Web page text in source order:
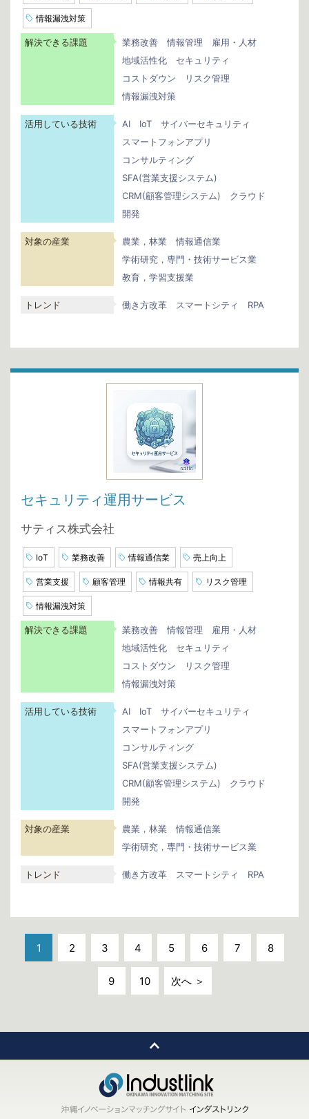
情報漏洩対策
解決できる課題 業務改善 情報管理
雇用・人材
地域活性化
セキュリティ
コストダウン
リスク管理
情報漏洩対策
活用している技術 AI IoT
サイバーセキュリティ
スマートフォンアプリ
コンサルティング
SFA(営業支援システム)
CRM(顧客管理システム)
クラウド
開発
対象の産業 農業，林業
情報通信業
学術研究，専門・技術サービス業
教育，学習支援業
トレンド 働き方改革 スマートシティ RPA
セキュリティ運用サービス
サティス株式会社
IoT 業務改善 情報通信業 売上向上
営業支援 顧客管理 情報共有 リスク管理
情報漏洩対策
解決できる課題 業務改善 情報管理
雇用・人材
地域活性化
セキュリティ
コストダウン
リスク管理
情報漏洩対策
活用している技術 AI IoT
サイバーセキュリティ
スマートフォンアプリ
コンサルティング
SFA(営業支援システム)
CRM(顧客管理システム)
クラウド
開発
対象の産業 農業，林業
情報通信業
学術研究，専門・技術サービス業
トレンド 働き方改革 スマートシティ RPA
1 2 3 4 5 6 7 8
9 10 次へ ＞